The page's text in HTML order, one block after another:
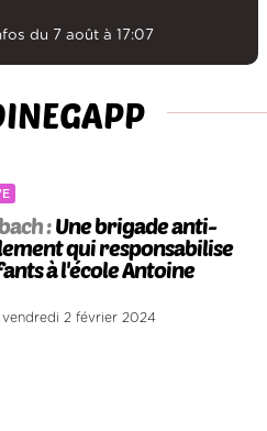
du 7 août à 17:07
:Une brigade anti-
qui responsabilise
à l'école Antoine
vendredi 2 février 2024